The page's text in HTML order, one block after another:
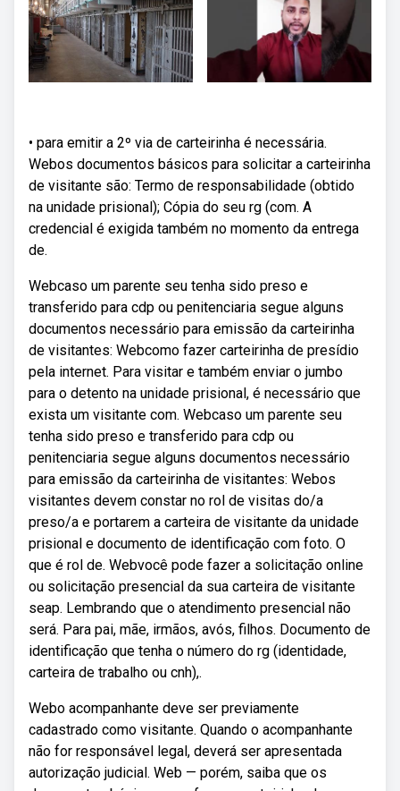
• para emitir a 2º via de carteirinha é necessária.
Webos documentos básicos para solicitar a carteirinha
de visitante são: Termo de responsabilidade (obtido
na unidade prisional); Cópia do seu rg (com. A
credencial é exigida também no momento da entrega
de.
Webcaso um parente seu tenha sido preso e
transferido para cdp ou penitenciaria segue alguns
documentos necessário para emissão da carteirinha
de visitantes: Webcomo fazer carteirinha de presídio
pela internet. Para visitar e também enviar o jumbo
para o detento na unidade prisional, é necessário que
exista um visitante com. Webcaso um parente seu
tenha sido preso e transferido para cdp ou
penitenciaria segue alguns documentos necessário
para emissão da carteirinha de visitantes: Webos
visitantes devem constar no rol de visitas do/a
preso/a e portarem a carteira de visitante da unidade
prisional e documento de identificação com foto. O
que é rol de. Webvocê pode fazer a solicitação online
ou solicitação presencial da sua carteira de visitante
seap. Lembrando que o atendimento presencial não
será. Para pai, mãe, irmãos, avós, filhos. Documento de
identificação que tenha o número do rg (identidade,
carteira de trabalho ou cnh),.
Webo acompanhante deve ser previamente
cadastrado como visitante. Quando o acompanhante
não for responsável legal, deverá ser apresentada
autorização judicial. Web — porém, saiba que os